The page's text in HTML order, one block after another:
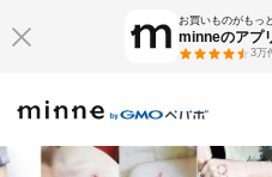
お買いものがもっ
minneのアプ
3万